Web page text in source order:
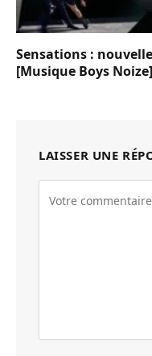
Sensations :
[Musique Boys Noize]
LAISSER UNE